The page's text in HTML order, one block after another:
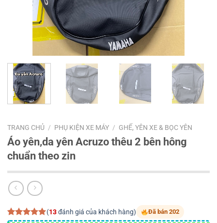
TRANG CHỦ / PHỤ KIỆN XE MÁY / GHẾ, YÊN XE & BỌC YÊN
Áo yên,da yên Acruzo thêu 2 bên hông
chuẩn theo zin
(13đánh giá của khách hàng) Đã bán 202